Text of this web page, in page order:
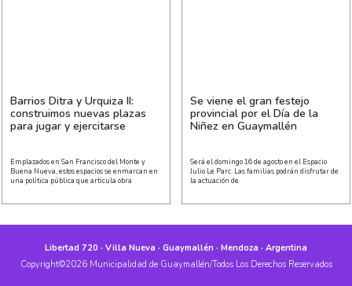
Barrios Ditra y Urquiza II:
construimos nuevas plazas
para jugar y ejercitarse
Emplazados en San Francisco del Monte y
Buena Nueva, estos espacios se enmarcan en
una política pública que articula obra
Se viene el gran festejo
provincial por el Día de la
Niñez en Guaymallén
Será el domingo 16 de agosto en el Espacio
Julio Le Parc. Las familias podrán disfrutar de
la actuación de
Libertad 720 · Villa Nueva · Guaymallén · Mendoza · Argentina
Copyright©2026 Municipalidad de Guaymallén/Todos Los Derechos Reservados